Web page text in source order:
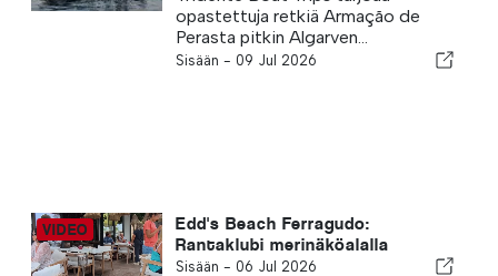
opastettuja retkiä Armação de
Perasta pitkin Algarven...
Sisään - 09 Jul 2026
Edd's Beach Ferragudo:
Rantaklubi merinäköalalla
Sisään - 06 Jul 2026